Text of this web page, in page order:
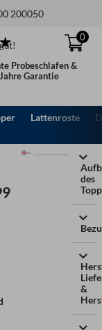
200050
0
Probeschlafen &
Garantie
Lattenroste
des
&